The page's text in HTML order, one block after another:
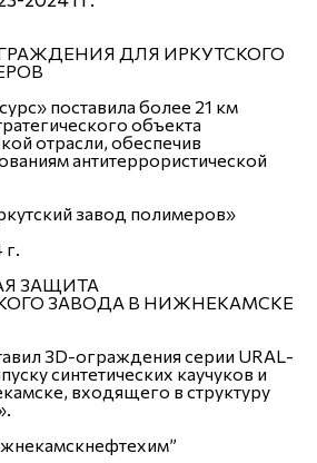
ДЛЯ ИРКУТСКОГО
поставила более 21 км
объекта
отрасли, обеспечив
антитеррористической
завод полимеров»
г.
ЗАЩИТА
ЗАВОДА В НИЖНЕКАМСКЕ
3D-ограждения серии URAL-
синтетических каучуков и
входящего в структуру